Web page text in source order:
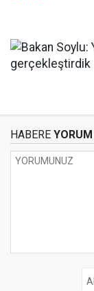
HABERE